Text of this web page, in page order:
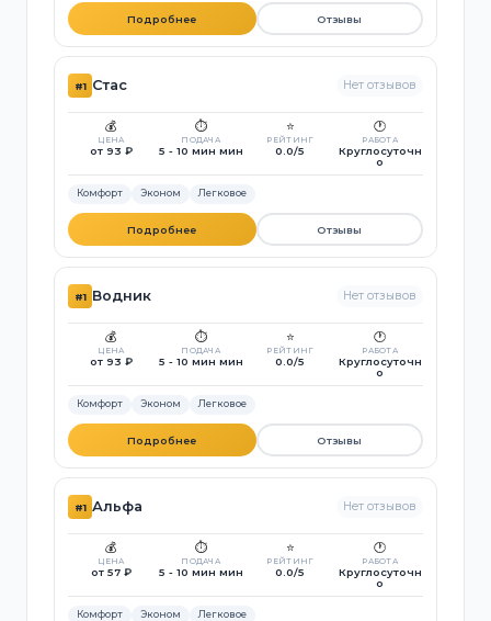
Подробнее Отзывы
#1 Стас Нет отзывов
💰
ЦЕНА
от 93 ₽
⏱️
ПОДАЧА
5 - 10 мин мин
⭐
РЕЙТИНГ
0.0/5
🕐
РАБОТА
Круглосуточн
о
Комфорт Эконом Легковое
Подробнее Отзывы
#1 Водник Нет отзывов
💰
ЦЕНА
от 93 ₽
⏱️
ПОДАЧА
5 - 10 мин мин
⭐
РЕЙТИНГ
0.0/5
🕐
РАБОТА
Круглосуточн
о
Комфорт Эконом Легковое
Подробнее Отзывы
#1 Альфа Нет отзывов
💰
ЦЕНА
от 57 ₽
⏱️
ПОДАЧА
5 - 10 мин мин
⭐
РЕЙТИНГ
0.0/5
🕐
РАБОТА
Круглосуточн
о
Комфорт Эконом Легковое